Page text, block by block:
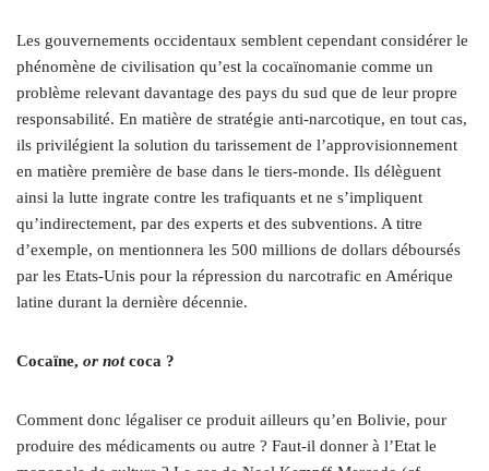
Les gouvernements occidentaux semblent cependant considérer le
phénomène de civilisation qu’est la cocaïnomanie comme un
problème relevant davantage des pays du sud que de leur propre
responsabilité. En matière de stratégie anti-narcotique, en tout cas,
ils privilégient la solution du tarissement de l’approvisionnement
en matière première de base dans le tiers-monde. Ils délèguent
ainsi la lutte ingrate contre les trafiquants et ne s’impliquent
qu’indirectement, par des experts et des subventions. A titre
d’exemple, on mentionnera les 500 millions de dollars déboursés
par les Etats-Unis pour la répression du narcotrafic en Amérique
latine durant la dernière décennie.
Cocaïne, or notcoca ?
Comment donc légaliser ce produit ailleurs qu’en Bolivie, pour
produire des médicaments ou autre ? Faut-il donner à l’Etat le